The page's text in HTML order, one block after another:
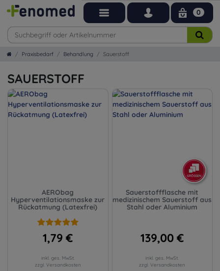
0
Praxisbedarf Behandlung Sauerstoff
SAUERSTOFF
AERObag
Hyperventilationsmaske zur
Rückatmung (Latexfrei)
1,79 €
inkl. ges. MwSt.
zzgl. Versandkosten
Sauerstoffflasche mit
medizinischem Sauerstoff aus
Stahl oder Aluminium
139,00 €
inkl. ges. MwSt.
zzgl. Versandkosten